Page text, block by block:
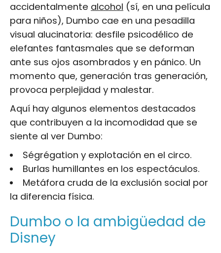
accidentalmente alcohol (sí, en una película
para niños), Dumbo cae en una pesadilla
visual alucinatoria: desfile psicodélico de
elefantes fantasmales que se deforman
ante sus ojos asombrados y en pánico. Un
momento que, generación tras generación,
provoca perplejidad y malestar.
Aquí hay algunos elementos destacados
que contribuyen a la incomodidad que se
siente al ver Dumbo:
Ségrégation y explotación en el circo.
Burlas humillantes en los espectáculos.
Metáfora cruda de la exclusión social por
la diferencia física.
Dumbo o la ambigüedad de
Disney